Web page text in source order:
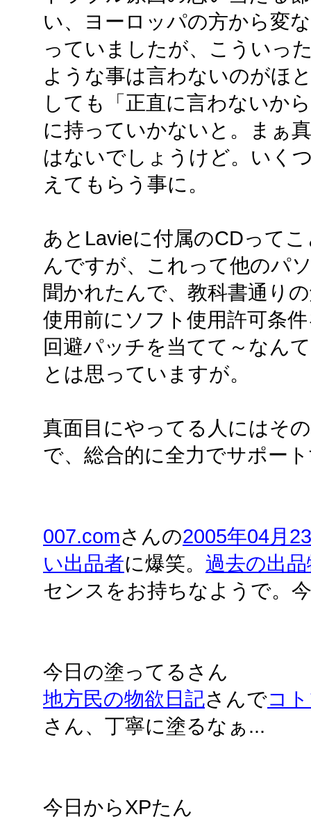
い、ヨーロッパの方から変
っていましたが、こういっ
ような事は言わないのがほ
しても「正直に言わないか
に持っていかないと。まぁ
はないでしょうけど。いく
えてもらう事に。
あとLavieに付属のCDって
んですが、これって他のパ
聞かれたんで、教科書通り
使用前にソフト使用許可条
回避パッチを当てて～なん
とは思っていますが。
真面目にやってる人にはそ
で、総合的に全力でサポー
007.comさんの2005年04月
い出品者に爆笑。 過去の出
センスをお持ちなようで。
今日の塗ってるさん
地方民の物欲日記さんでコ
さん、丁寧に塗るなぁ...
今日からXPたん